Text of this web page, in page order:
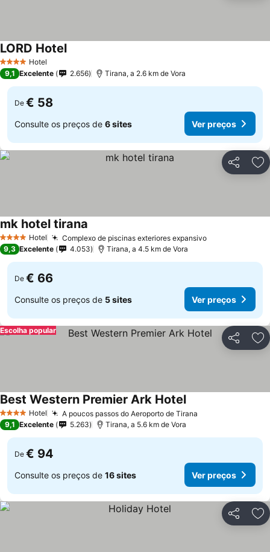
4 EstrelasHotel
LORD Hotel
9,1 Excelente 2.656 Tirana, a 2.6 km de Vora
De € 58
Consulte os preços de 6 sites Ver preços
Partilhar
4 EstrelasHotel Complexo de piscinas exteriores expansivo
mk hotel tirana
9,3 Excelente 4.053 Tirana, a 4.5 km de Vora
De € 66
Consulte os preços de 5 sites Ver preços
Partilhar
Escolha popular
4 EstrelasHotel A poucos passos do Aeroporto de Tirana
Best Western Premier Ark Hotel
9,1 Excelente 5.263 Tirana, a 5.6 km de Vora
De € 94
Consulte os preços de 16 sites Ver preços
Partilhar